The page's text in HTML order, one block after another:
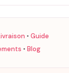
• Guide
• Blog